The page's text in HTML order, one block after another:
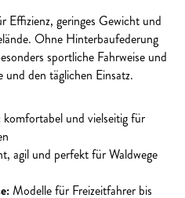
Effizienz, geringes Gewicht und
Ohne Hinterbaufederung
sportliche Fahrweise und
und den täglichen Einsatz.
komfortabel und vielseitig für
agil und perfekt für Waldwege
Modelle für Freizeitfahrer bis